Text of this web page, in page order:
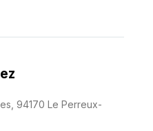
94170 Le Perreux-